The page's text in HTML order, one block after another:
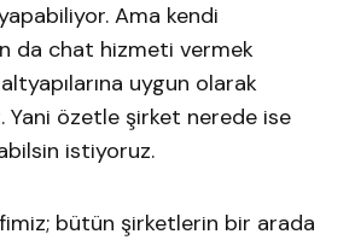
Ama kendi
da chat hizmeti vermek
uygun olarak
Yani özetle şirket nerede ise
istiyoruz.
bütün şirketlerin bir arada